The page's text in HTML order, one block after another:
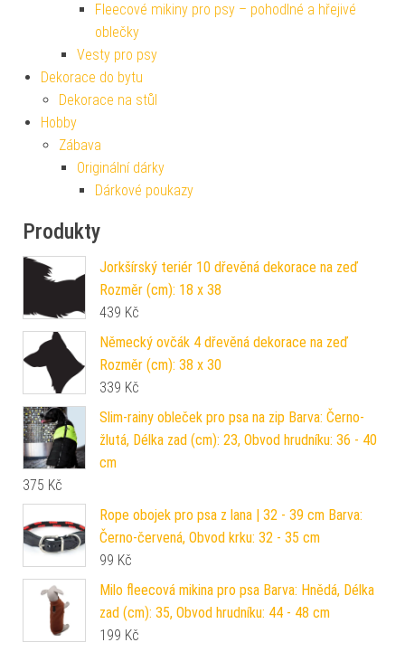
Fleecové mikiny pro psy – pohodlné a hřejivé
oblečky
Vesty pro psy
Dekorace do bytu
Dekorace na stůl
Hobby
Zábava
Originální dárky
Dárkové poukazy
Produkty
Jorkšírský teriér 10 dřevěná dekorace na zeď
Rozměr (cm): 18 x 38
439 Kč
Německý ovčák 4 dřevěná dekorace na zeď
Rozměr (cm): 38 x 30
339 Kč
Slim-rainy obleček pro psa na zip Barva: Černo-
žlutá, Délka zad (cm): 23, Obvod hrudníku: 36 - 40
cm
375 Kč
Rope obojek pro psa z lana | 32 - 39 cm Barva:
Černo-červená, Obvod krku: 32 - 35 cm
99 Kč
Milo fleecová mikina pro psa Barva: Hnědá, Délka
zad (cm): 35, Obvod hrudníku: 44 - 48 cm
199 Kč